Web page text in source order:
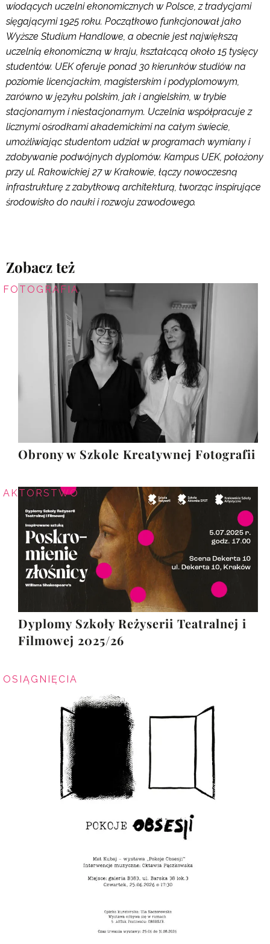
wiodących uczelni ekonomicznych w Polsce, z tradycjami
sięgającymi 1925 roku. Początkowo funkcjonował jako
Wyższe Studium Handlowe, a obecnie jest największą
uczelnią ekonomiczną w kraju, kształcącą około 15 tysięcy
studentów. UEK oferuje ponad 30 kierunków studiów na
poziomie licencjackim, magisterskim i podyplomowym,
zarówno w języku polskim, jak i angielskim, w trybie
stacjonarnym i niestacjonarnym. Uczelnia współpracuje z
licznymi ośrodkami akademickimi na całym świecie,
umożliwiając studentom udział w programach wymiany i
zdobywanie podwójnych dyplomów. Kampus UEK, położony
przy ul. Rakowickiej 27 w Krakowie, łączy nowoczesną
infrastrukturę z zabytkową architekturą, tworząc inspirujące
środowisko do nauki i rozwoju zawodowego.
Zobacz też
FOTOGRAFIA
Obrony w Szkole Kreatywnej Fotografii
AKTORSTWO
Dyplomy Szkoły Reżyserii Teatralnej i
Filmowej 2025/26
OSIĄGNIĘCIA